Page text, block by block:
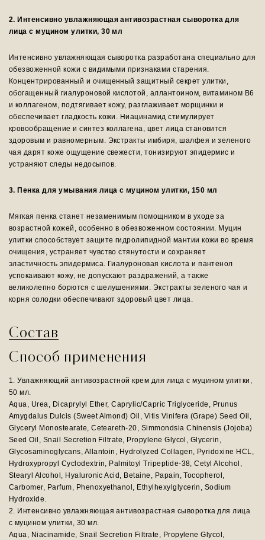
2. Интенсивно увлажняющая антивозрастная сыворотка для
лица с муцином улитки, 30 мл
Интенсивно увлажняющая сыворотка разработана специально для
обезвоженной кожи с видимыми признаками старения.
Концентрированный и очищенный защитный секрет улитки,
обогащенный гиалуроновой кислотой, аллантоином, витамином В6
и коллагеном, подтягивает кожу, разглаживает морщинки и
обеспечивает гладкость кожи. Ниацинамид стимулирует
кровообращение и синтез коллагена, цвет лица становится
здоровым и равномерным. Экстракты имбиря, шалфея и зеленого
чая дарят коже ощущение свежести, тонизируют эпидермис и
устраняют следы недосыпов.
3. Пенка для умывания лица с муцином улитки, 150 мл
Мягкая пенка станет незаменимым помощником в уходе за
возрастной кожей, особенно в обезвоженном состоянии. Муцин
улитки способствует защите гидролипидной мантии кожи во время
очищения, устраняет чувство стянутости и сохраняет
эластичность эпидермиса. Гиалуроновая кислота и пантенол
успокаивают кожу, не допускают раздражений, а также
великолепно борются с шелушениями. Экстракты зеленого чая и
корня солодки обеспечивают здоровый цвет лица.
Состав
Способ применения
1. Увлажняющий антивозрастной крем для лица с муцином улитки,
50 мл.
Aqua, Urea, Dicaprylyl Ether, Caprylic/Capric Triglyceride, Prunus
Amygdalus Dulcis (Sweet Almond) Oil, Vitis Vinifera (Grape) Seed Oil,
Glyceryl Monostearate, Ceteareth-20, Simmondsia Chinensis (Jojoba)
Seed Oil, Snail Secretion Filtrate, Propylene Glycol, Glycerin,
Glycosaminoglycans, Allantoin, Hydrolyzed Collagen, Pyridoxine HCL,
Hydroxypropyl Cyclodextrin, Palmitoyl Tripeptide-38, Cetyl Alcohol,
Stearyl Alcohol, Hyaluronic Acid, Betaine, Papain, Tocopherol,
Carbomer, Parfum, Phenoxyethanol, Ethylhexylglycerin, Sodium
Hydroxide.
2. Интенсивно увлажняющая антивозрастная сыворотка для лица
с муцином улитки, 30 мл.
Aqua, Niacinamide, Snail Secretion Filtrate, Propylene Glycol,